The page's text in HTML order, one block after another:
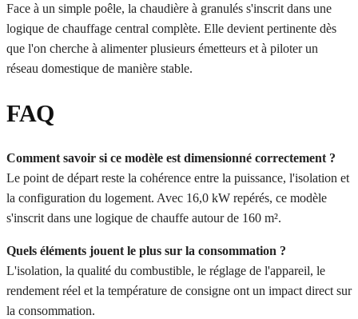
Face à un simple poêle, la chaudière à granulés s'inscrit dans une
logique de chauffage central complète. Elle devient pertinente dès
que l'on cherche à alimenter plusieurs émetteurs et à piloter un
réseau domestique de manière stable.
FAQ
Comment savoir si ce modèle est dimensionné correctement ?
Le point de départ reste la cohérence entre la puissance, l'isolation et
la configuration du logement. Avec 16,0 kW repérés, ce modèle
s'inscrit dans une logique de chauffe autour de 160 m².
Quels éléments jouent le plus sur la consommation ?
L'isolation, la qualité du combustible, le réglage de l'appareil, le
rendement réel et la température de consigne ont un impact direct sur
la consommation.